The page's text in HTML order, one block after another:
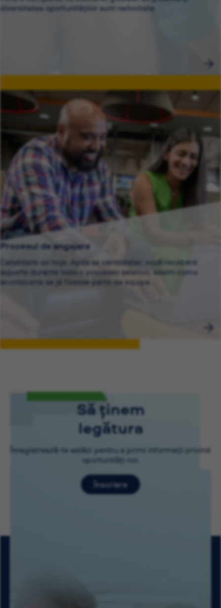
diversitatea oportunităților sunt nelimitate.
Procesul de angajare
Candidate-se hoje. Após se candidatar, você receberá
suporte durante todo o processo seletivo, assim como
aconteceria se já fizesse parte da equipe.
Să ținem
legătura
Înregistrează-te astăzi pentru a primi informații privind
oportunități noi.
Înscriere